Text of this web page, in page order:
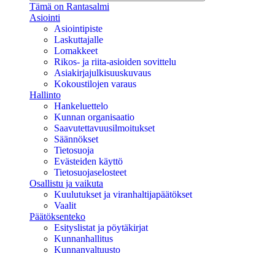
Tämä on Rantasalmi
Asiointi
Asiointipiste
Laskuttajalle
Lomakkeet
Rikos- ja riita-asioiden sovittelu
Asiakirjajulkisuuskuvaus
Kokoustilojen varaus
Hallinto
Hankeluettelo
Kunnan organisaatio
Saavutettavuusilmoitukset
Säännökset
Tietosuoja
Evästeiden käyttö
Tietosuojaselosteet
Osallistu ja vaikuta
Kuulutukset ja viranhaltijapäätökset
Vaalit
Päätöksenteko
Esityslistat ja pöytäkirjat
Kunnanhallitus
Kunnanvaltuusto